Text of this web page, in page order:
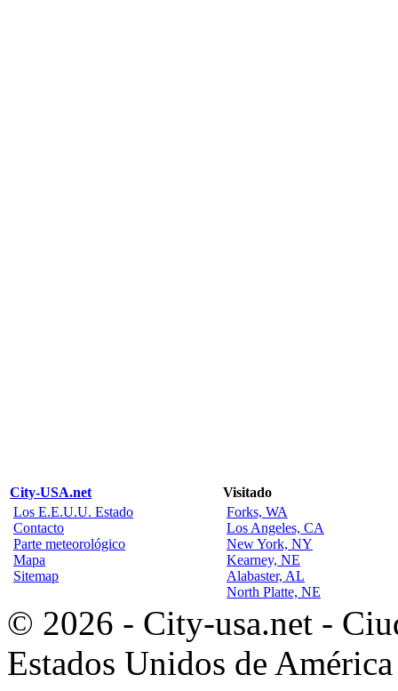
City-USA.net
Visitado
Los E.E.U.U. Estado
Contacto
Parte meteorológico
Mapa
Sitemap
Forks, WA
Los Angeles, CA
New York, NY
Kearney, NE
Alabaster, AL
North Platte, NE
© 2026 - City-usa.net -
Estados Unidos de América